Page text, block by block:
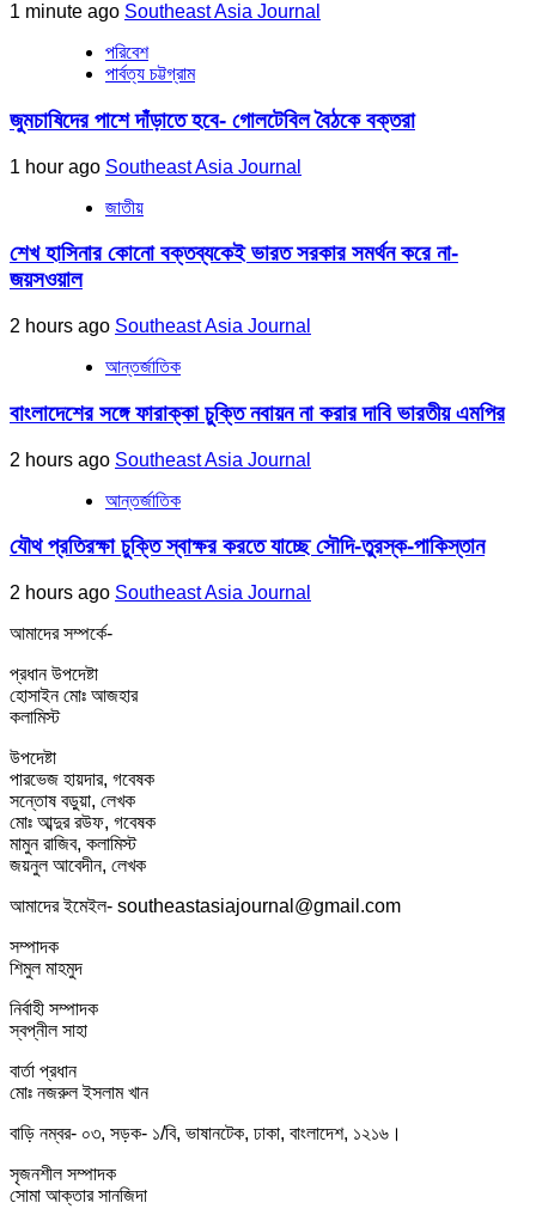
1 minute ago Southeast Asia Journal
পরিবেশ
পার্বত্য চট্টগ্রাম
জুমচাষিদের পাশে দাঁড়াতে হবে- গোলটেবিল বৈঠকে বক্তরা
1 hour ago Southeast Asia Journal
জাতীয়
শেখ হাসিনার কোনো বক্তব্যকেই ভারত সরকার সমর্থন করে না-
জয়সওয়াল
2 hours ago Southeast Asia Journal
আন্তর্জাতিক
বাংলাদেশের সঙ্গে ফারাক্কা চুক্তি নবায়ন না করার দাবি ভারতীয় এমপির
2 hours ago Southeast Asia Journal
আন্তর্জাতিক
যৌথ প্রতিরক্ষা চুক্তি স্বাক্ষর করতে যাচ্ছে সৌদি-তুরস্ক-পাকিস্তান
2 hours ago Southeast Asia Journal
আমাদের সম্পর্কে-
প্রধান উপদেষ্টা
হোসাইন মোঃ আজহার
কলামিস্ট
উপদেষ্টা
পারভেজ হায়দার, গবেষক
সন্তোষ বড়ুয়া, লেখক
মোঃ আব্দুর রউফ, গবেষক
মামুন রাজিব, কলামিস্ট
জয়নুল আবেদীন, লেখক
আমাদের ইমেইল- southeastasiajournal@gmail.com
সম্পাদক
শিমুল মাহমুদ
নির্বাহী সম্পাদক
স্বপ্নীল সাহা
বার্তা প্রধান
মোঃ নজরুল ইসলাম খান
বাড়ি নম্বর- ০৩, সড়ক- ১/বি, ভাষানটেক, ঢাকা, বাংলাদেশ, ১২১৬।
সৃজনশীল সম্পাদক
সোমা আক্তার সানজিদা